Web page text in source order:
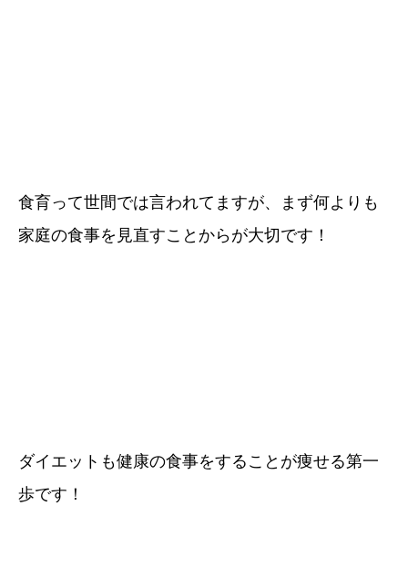
食育って世間では言われてますが、まず何よりも
家庭の食事を見直すことからが大切です！
ダイエットも健康の食事をすることが痩せる第一
歩です！